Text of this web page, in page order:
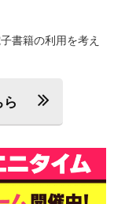
書籍の利用を考え
ら